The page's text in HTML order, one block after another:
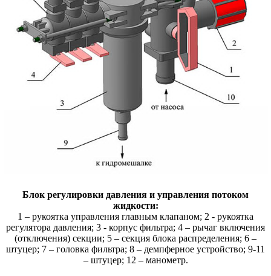
Блок регулировки давления и управления потоком
жидкости:
1 – рукоятка управления главным клапаном; 2 - рукоятка
регулятора давления; 3 - корпус фильтра; 4 – рычаг включения
(отключения) секции; 5 – секция блока распределения; 6 –
штуцер; 7 – головка фильтра; 8 – демпферное устройство; 9-11
– штуцер; 12 – манометр.